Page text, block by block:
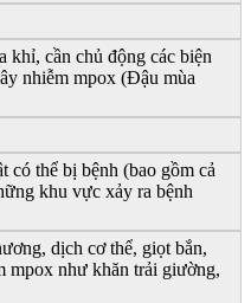
khỉ, cần chủ động các biện
nhiễm mpox (Đậu mùa
có thể bị bệnh (bao gồm cả
khu vực xảy ra bệnh
dịch cơ thể, giọt bắn,
mpox như khăn trải giường,